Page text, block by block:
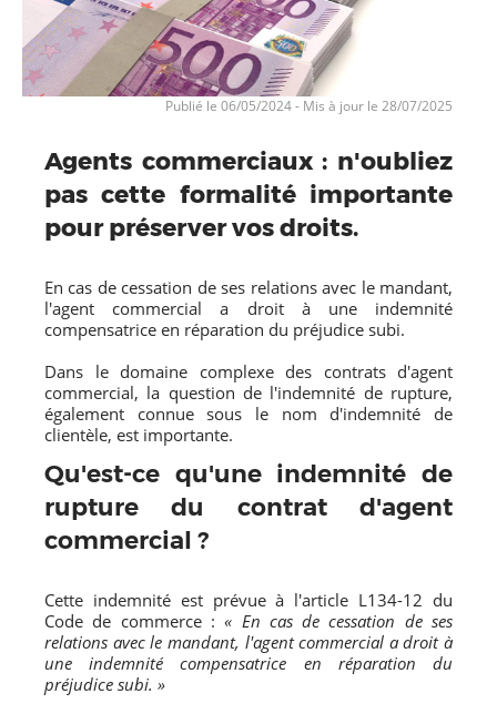
Publié le 06/05/2024- Mis à jour le 28/07/2025
Agents commerciaux : n'oubliez
pas cette formalité importante
pour préserver vos droits.
En cas de cessation de ses relations avec le mandant,
l'agent commercial a droit à une indemnité
compensatrice en réparation du préjudice subi.
Dans le domaine complexe des contrats d'agent
commercial, la question de l'indemnité de rupture,
également connue sous le nom d'indemnité de
clientèle, est importante.
Qu'est-ce qu'une indemnité de
rupture du contrat d'agent
commercial ?
Cette indemnité est prévue à l'article L134-12 du
Code de commerce :« En cas de cessation de ses
relations avec le mandant, l'agent commercial a droit à
une indemnité compensatrice en réparation du
préjudice subi. »